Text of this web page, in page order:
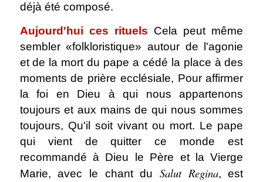
déjà été composé.
Aujourd'hui ces rituels Cela peut même
sembler «folkloristique» autour de l'agonie
et de la mort du pape a cédé la place à des
moments de prière ecclésiale, Pour affirmer
la foi en Dieu à qui nous appartenons
toujours et aux mains de qui nous sommes
toujours, Qu'il soit vivant ou mort. Le pape
qui vient de quitter ce monde est
recommandé à Dieu le Père et la Vierge
Marie, avec le chant duSalut Regina, est